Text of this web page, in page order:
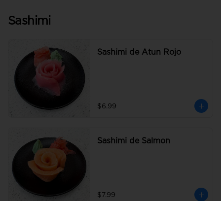
Sashimi
Sashimi de Atun Rojo
$6.99
Sashimi de Salmon
$7.99